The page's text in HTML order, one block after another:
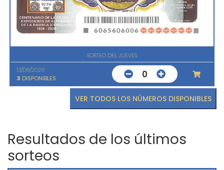
SORTEO DEL JUEVES
13/08/2026
3 DISPONIBLES 0
VER TODOS LOS NÚMEROS DISPONIBLES
Resultados de los últimos
sorteos